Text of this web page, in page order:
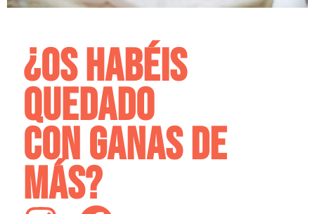
¿Os habéis
quedado
con ganas de
más?